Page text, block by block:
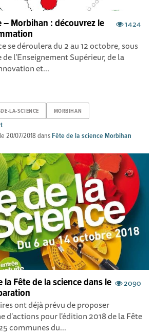
1424
– Morbihan : découvrez le
se déroulera du 2 au 12 octobre, sous
l’Enseignement Supérieur, de la
et...
DE-LA-SCIENCE MORBIHAN
20/07/2018 dans Fête de la science Morbihan
2090
Fête de la science dans le
ont déjà prévu de proposer
d'actions pour l'édition 2018 de la Fête
communes du...